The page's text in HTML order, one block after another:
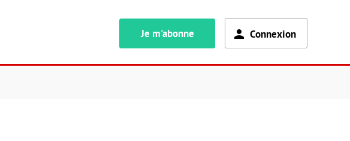
Je m'abonne Connexion